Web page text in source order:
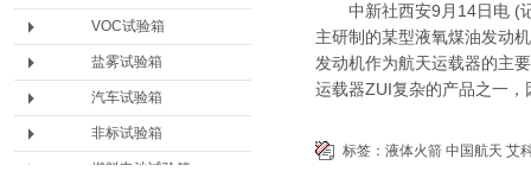
VOC试验箱
盐雾试验箱
汽车试验箱
非标试验箱
燃料电池试验箱
中新社西安9月14日电 (记
主研制的某型液氧煤油发动
发动机作为航天运载器的主
运载器ZUI复杂的产品之一
标签： 液体火箭 中国航天 艾